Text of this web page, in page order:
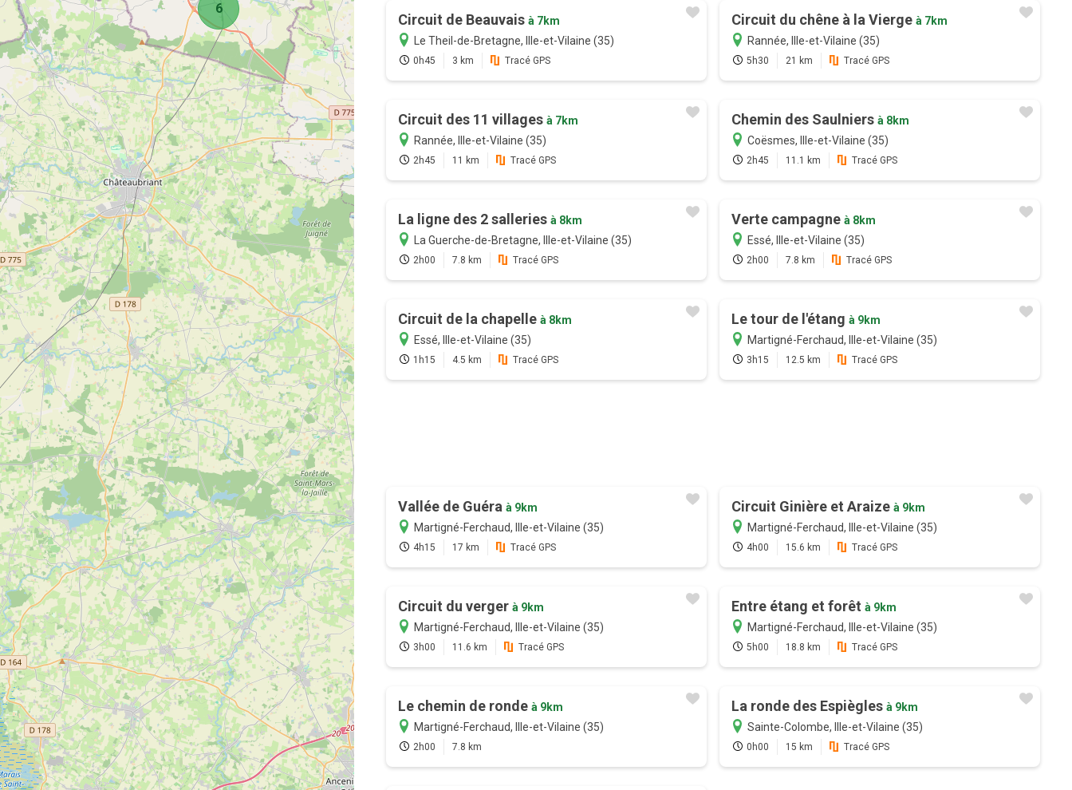
6
Circuit de Beauvais à 7km
Le Theil-de-Bretagne, Ille-et-Vilaine (35)
0h45 3 km Tracé GPS
Circuit du chêne à la Vierge à 7km
Rannée, Ille-et-Vilaine (35)
5h30 21 km Tracé GPS
Circuit des 11 villages à 7km
Rannée, Ille-et-Vilaine (35)
2h45 11 km Tracé GPS
Chemin des Saulniers à 8km
Coësmes, Ille-et-Vilaine (35)
2h45 11.1 km Tracé GPS
La ligne des 2 salleries à 8km
La Guerche-de-Bretagne, Ille-et-Vilaine (35)
2h00 7.8 km Tracé GPS
Verte campagne à 8km
Essé, Ille-et-Vilaine (35)
2h00 7.8 km Tracé GPS
Circuit de la chapelle à 8km
Essé, Ille-et-Vilaine (35)
1h15 4.5 km Tracé GPS
Le tour de l'étang à 9km
Martigné-Ferchaud, Ille-et-Vilaine (35)
3h15 12.5 km Tracé GPS
Vallée de Guéra à 9km
Martigné-Ferchaud, Ille-et-Vilaine (35)
4h15 17 km Tracé GPS
Circuit Ginière et Araize à 9km
Martigné-Ferchaud, Ille-et-Vilaine (35)
4h00 15.6 km Tracé GPS
Circuit du verger à 9km
Martigné-Ferchaud, Ille-et-Vilaine (35)
3h00 11.6 km Tracé GPS
Entre étang et forêt à 9km
Martigné-Ferchaud, Ille-et-Vilaine (35)
5h00 18.8 km Tracé GPS
Le chemin de ronde à 9km
Martigné-Ferchaud, Ille-et-Vilaine (35)
2h00 7.8 km
La ronde des Espiègles à 9km
Sainte-Colombe, Ille-et-Vilaine (35)
0h00 15 km Tracé GPS